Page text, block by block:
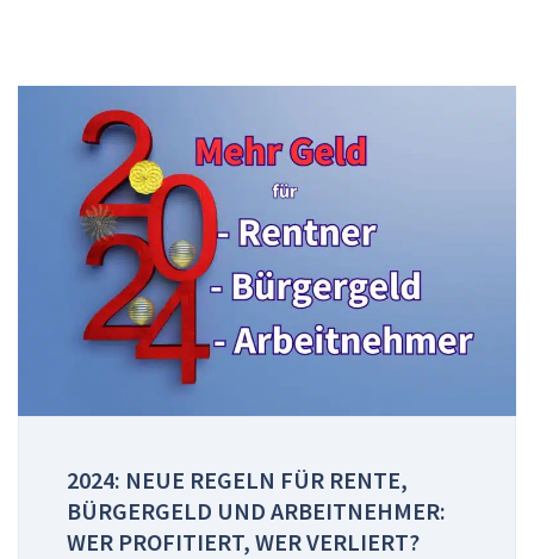
2024: NEUE REGELN FÜR RENTE,
BÜRGERGELD UND ARBEITNEHMER:
WER PROFITIERT, WER VERLIERT?